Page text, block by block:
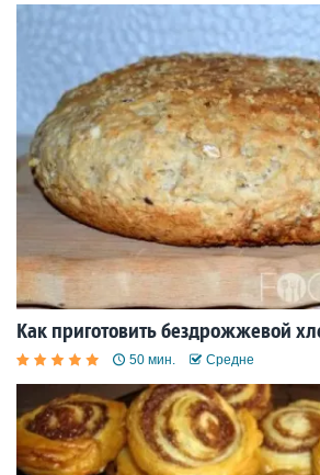
Как приготовить бездрожжевой
50 мин. Средне